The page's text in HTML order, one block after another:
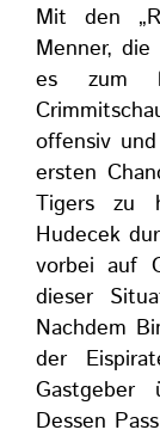
Mit den
Menner,
es zum
offensiv
ersten
Tigers zu
Hudecek
vorbei auf
dieser
Nachdem
der
Gastgeber
Dessen